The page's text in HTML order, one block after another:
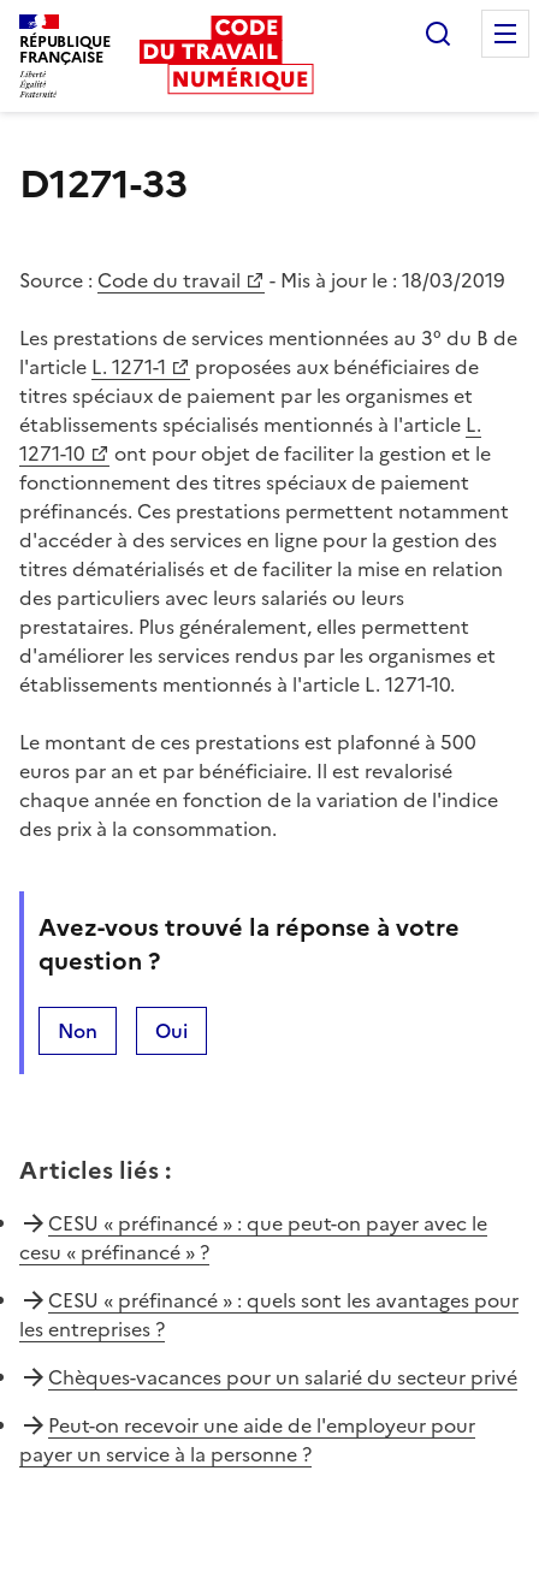
RÉPUBLIQUE
FRANÇAISE
D1271-33
Source : Code du travail - Mis à jour le : 18/03/2019
Les prestations de services mentionnées au 3° du B de
l'article L. 1271-1
proposées aux bénéficiaires de
titres spéciaux de paiement par les organismes et
établissements spécialisés mentionnés à l'article L.
1271-10
ont pour objet de faciliter la gestion et le
fonctionnement des titres spéciaux de paiement
préfinancés. Ces prestations permettent notamment
d'accéder à des services en ligne pour la gestion des
titres dématérialisés et de faciliter la mise en relation
des particuliers avec leurs salariés ou leurs
prestataires. Plus généralement, elles permettent
d'améliorer les services rendus par les organismes et
établissements mentionnés à l'article L. 1271-10.
Le montant de ces prestations est plafonné à 500
euros par an et par bénéficiaire. Il est revalorisé
chaque année en fonction de la variation de l'indice
des prix à la consommation.
Avez-vous trouvé la réponse à votre
question ?
Non Oui
Articles liés :
CESU « préfinancé » : que peut-on payer avec le
cesu « préfinancé » ?
CESU « préfinancé » : quels sont les avantages pour
les entreprises ?
Chèques-vacances pour un salarié du secteur privé
Peut-on recevoir une aide de l'employeur pour
payer un service à la personne ?